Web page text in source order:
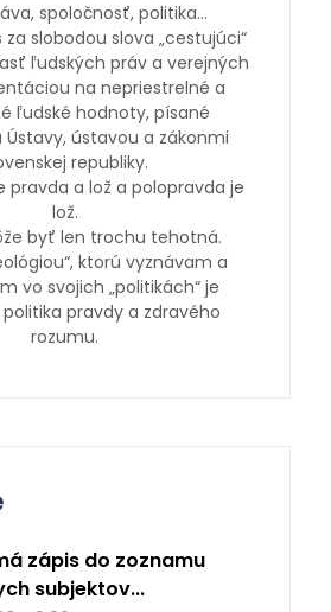
spoločnosť, politika…
slobodou slova „cestujúci“
ľudských práv a verejných
na nepriestrelné a
ľudské hodnoty, písané
ústavou a zákonmi
republiky.
pravda a lož a polopravda je
lož.
byť len trochu tehotná.
ktorú vyznávam a
vo svojich „politikách“ je
pravdy a zdravého
rozumu.
zápis do zoznamu
subjektov...